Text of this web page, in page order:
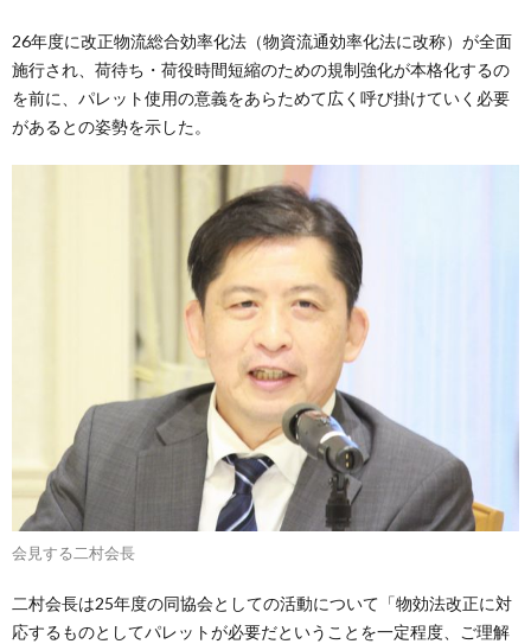
26年度に改正物流総合効率化法（物資流通効率化法に改称）が全面
施行され、荷待ち・荷役時間短縮のための規制強化が本格化するの
を前に、パレット使用の意義をあらためて広く呼び掛けていく必要
があるとの姿勢を示した。
会見する二村会長
二村会長は25年度の同協会としての活動について「物効法改正に対
応するものとしてパレットが必要だということを一定程度、ご理解